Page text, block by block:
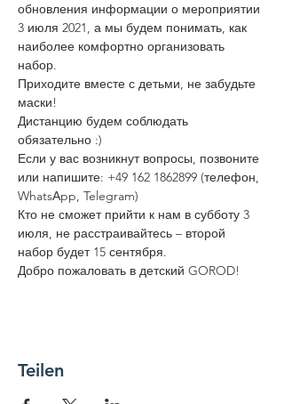
обновления информации о мероприятии
3 июля 2021, а мы будем понимать, как
наиболее комфортно организовать
набор.
Приходите вместе с детьми, не забудьте
маски!
Дистанцию будем соблюдать
обязательно :)
Если у вас возникнут вопросы, позвоните
или напишите: +49 162 1862899 (телефон,
WhatsАpp, Telegram)
Кто не сможет прийти к нам в субботу 3
июля, не расстраивайтесь – второй
набор будет 15 сентября.
Добро пожаловать в детский GOROD!
Teilen